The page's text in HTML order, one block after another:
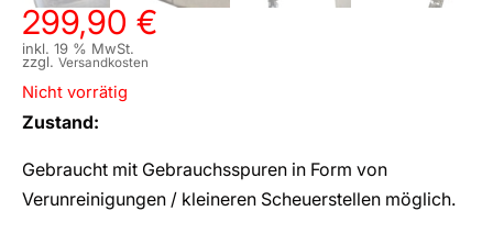
299,90 €
inkl. 19 % MwSt.
zzgl. Versandkosten
Nicht vorrätig
Zustand:
Gebraucht mit Gebrauchsspuren in Form von
Verunreinigungen / kleineren Scheuerstellen möglich.